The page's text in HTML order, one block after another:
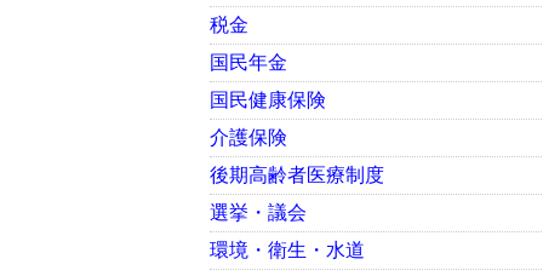
税金
国民年金
国民健康保険
介護保険
後期高齢者医療制度
選挙・議会
環境・衛生・水道